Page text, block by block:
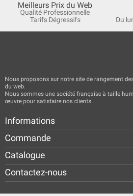
Meilleurs Prix du Web
Qualité Professionnelle
Tarifs Dégressifs
Du
Nous proposons sur notre site de rangement
du web.
Nous sommes une société française à taille
œuvre pour satisfaire nos clients.
Informations
Commande
Catalogue
Contactez-nous